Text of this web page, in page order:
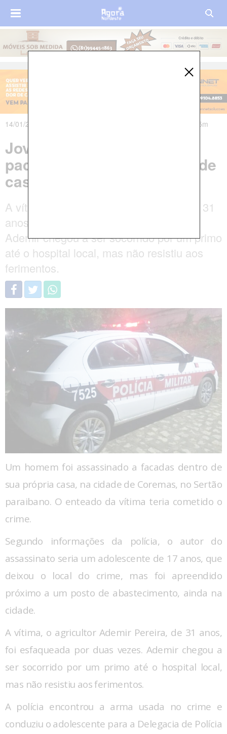
14/01/2020 às 19h36m - Atualizado em 14/01/2020 às 19h55m
Jovem é suspeito de matar
padrasto a facadas dentro de
casa, no Sertão da Paraíba
A vítima, o agricultor Ademir Pereira, de 31
anos, foi esfaqueada por duas vezes.
Ademir chegou a ser socorrido por um primo
até o hospital local, mas não resistiu aos
ferimentos.
Um homem foi assassinado a facadas dentro de
sua própria casa, na cidade de Coremas, no Sertão
paraibano. O enteado da vítima teria cometido o
crime.
Segundo informações da polícia, o autor do
assassinato seria um adolescente de 17 anos, que
deixou o local do crime, mas foi apreendido
próximo a um posto de abastecimento, ainda na
cidade.
A vítima, o agricultor Ademir Pereira, de 31 anos,
foi esfaqueada por duas vezes. Ademir chegou a
ser socorrido por um primo até o hospital local,
mas não resistiu aos ferimentos.
A polícia encontrou a arma usada no crime e
conduziu o adolescente para a Delegacia de Polícia